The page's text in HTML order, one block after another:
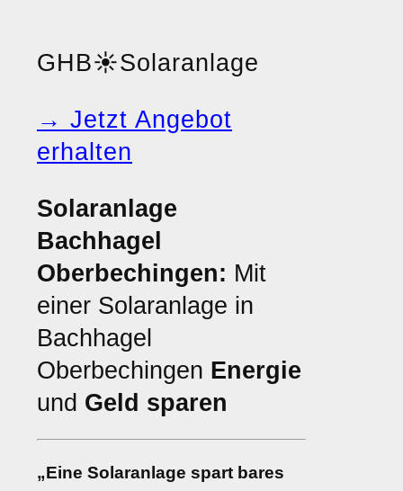
GHB☀️Solaranlage
→ Jetzt Angebot
erhalten
Solaranlage
Bachhagel
Oberbechingen: Mit
einer Solaranlage in
Bachhagel
Oberbechingen Energie
und Geld sparen
„Eine Solaranlage spart bares